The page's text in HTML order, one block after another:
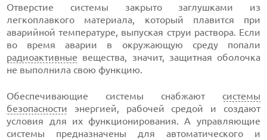
Отверстие системы закрыто заглушками из
легкоплавкого материала, который плавится при
аварийной температуре, выпуская струи раствора. Если
во время аварии в окружающую среду попали
радиоактивные вещества, значит, защитная оболочка
не выполнила свою функцию.
Обеспечивающие системы снабжают системы
безопасности энергией, рабочей средой и создают
условия для их функционирования. А управляющие
системы предназначены для автоматического и